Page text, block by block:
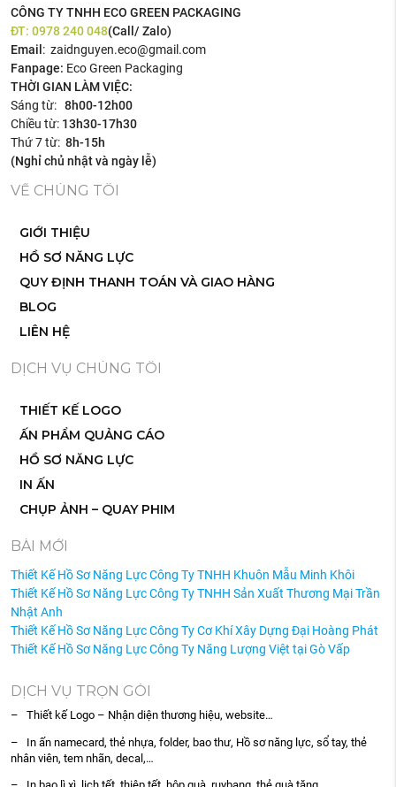
CÔNG TY TNHH ECO GREEN PACKAGING
ĐT:0978 240 048(Call/ Zalo)
Email : zaidnguyen.eco@gmail.com
Fanpage: Eco Green Packaging
THỜI GIAN LÀM VIỆC:
Sáng từ:8h00-12h00
Chiều từ: 13h30-17h30
Thứ 7 từ:8h-15h
(Nghỉ chủ nhật và ngày lễ)
VỀ CHÚNG TÔI
GIỚI THIỆU
HỒ SƠ NĂNG LỰC
QUY ĐỊNH THANH TOÁN VÀ GIAO HÀNG
BLOG
LIÊN HỆ
DỊCH VỤ CHÚNG TÔI
THIẾT KẾ LOGO
ẤN PHẨM QUẢNG CÁO
HỒ SƠ NĂNG LỰC
IN ẤN
CHỤP ẢNH – QUAY PHIM
BÀI MỚI
Thiết Kế Hồ Sơ Năng Lực Công Ty TNHH Khuôn Mẫu Minh Khôi
Thiết Kế Hồ Sơ Năng Lực Công Ty TNHH Sản Xuất Thương Mại Trần
Nhật Anh
Thiết Kế Hồ Sơ Năng Lực Công Ty Cơ Khí Xây Dựng Đại Hoàng Phát
Thiết Kế Hồ Sơ Năng Lực Công Ty Năng Lượng Việt tại Gò Vấp
DỊCH VỤ TRỌN GÓI
– Thiết kế Logo – Nhận diện thương hiệu, website…
– In ấn namecard, thẻ nhựa, folder, bao thư, Hồ sơ năng lực, sổ tay, thẻ
nhân viên, tem nhãn, decal,…